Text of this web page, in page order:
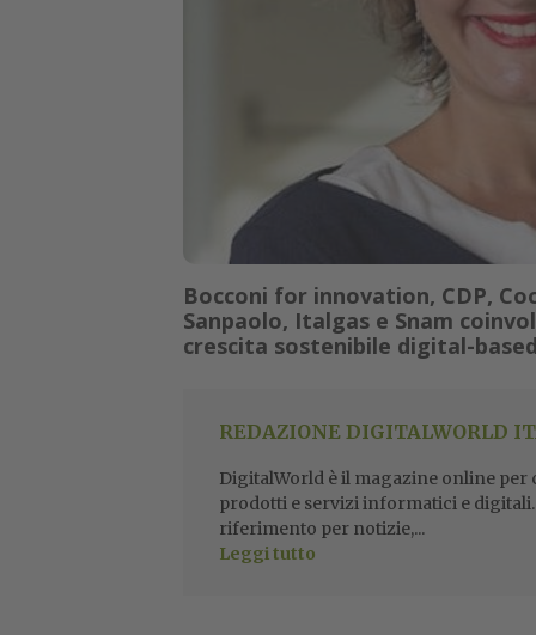
Bocconi for innovation, CDP,
Sanpaolo, Italgas e Snam
crescita sostenibile digital-based
REDAZIONE DIGITALWORLD
DigitalWorld è il magazine online per
prodotti e servizi informatici e
riferimento per notizie,...
Leggi tutto